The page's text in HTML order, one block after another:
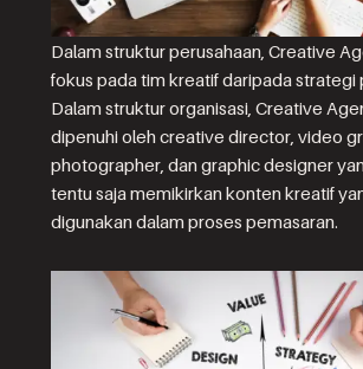
Dalam struktur perusahaan, Creative
fokus pada tim kreatif daripada strategi
Dalam struktur organisasi, Creative
dipenuhi oleh creative director, video
photographer, dan graphic designer
tentu saja memikirkan konten kreatif
digunakan dalam proses pemasaran.